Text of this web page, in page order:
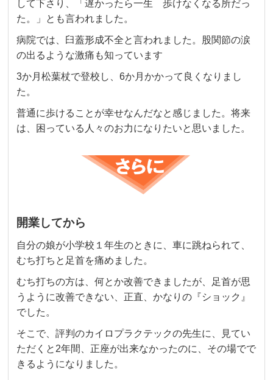
して下さり、
「遅かったら一生 歩けなくなる所だっ
た。」とも言われました。
病院では、臼蓋形成不全と言われました。股関節の涙
の出るような激痛も知っています
3か月松葉杖で登校し、6か月かかって良くなりまし
た。
普通に歩けることが幸せなんだなと感じました。将来
は、困っている人々のお力になりたいと思いました。
開業してから
自分の娘が小学校１年生のときに、車に跳ねられて、
むち打ちと足首を痛めました。
むち打ちの方は、何とか改善できましたが、足首が思
うように改善できない、 正直、かなりの『ショック』
でした。
そこで、評判のカイロプラクテックの先生に、見てい
ただくと2年間、正座が出来なかったのに、その場でで
きるようになりました。